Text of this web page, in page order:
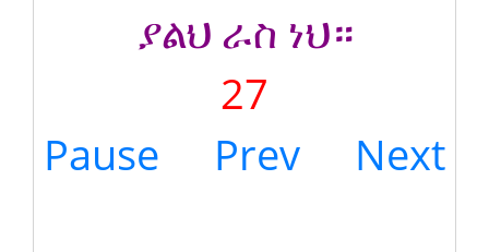
ያልህ ራስ ነህ።
27
Pause
Prev Next